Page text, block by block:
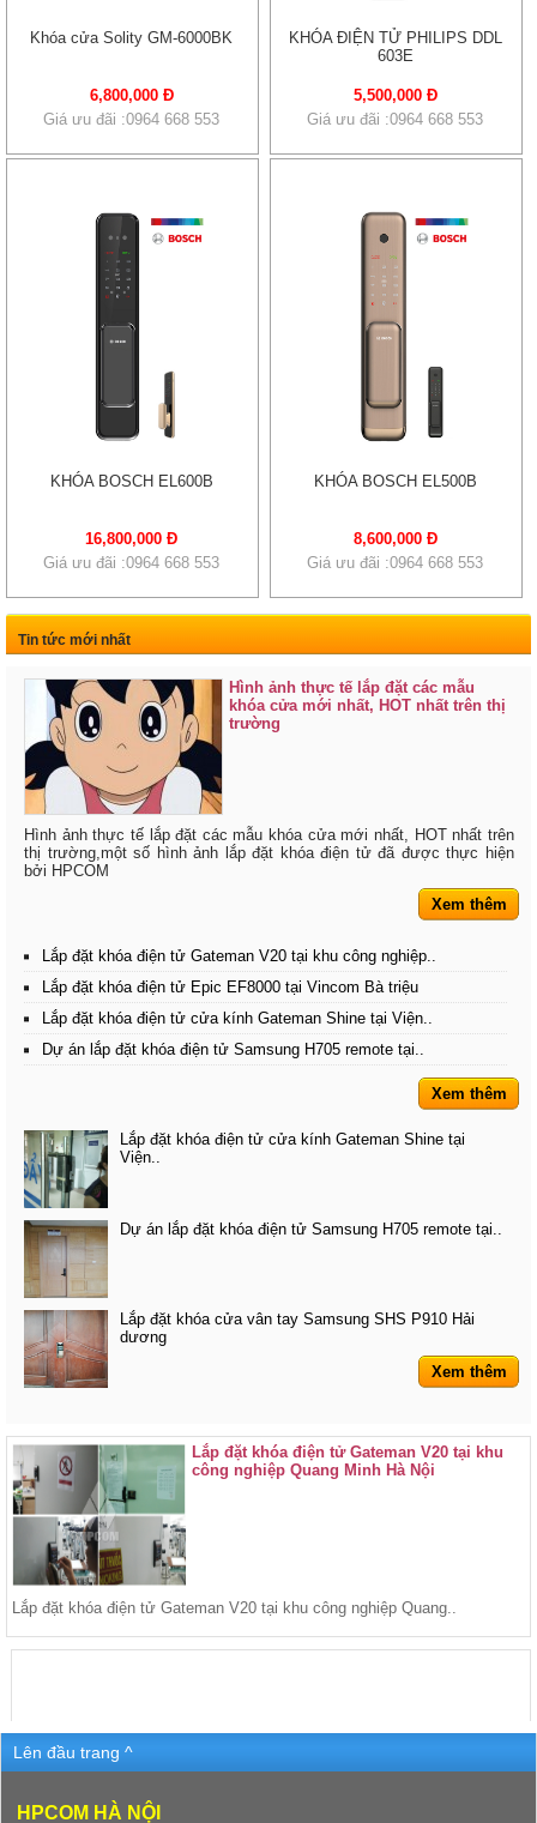
Khóa cửa Solity GM-6000BK
6,800,000 Đ
Giá ưu đãi :0964 668 553
KHÓA ĐIỆN TỬ PHILIPS DDL
603E
5,500,000 Đ
Giá ưu đãi :0964 668 553
KHÓA BOSCH EL600B
16,800,000 Đ
Giá ưu đãi :0964 668 553
KHÓA BOSCH EL500B
8,600,000 Đ
Giá ưu đãi :0964 668 553
Tin tức mới nhất
Hình ảnh thực tế lắp đặt các mẫu
khóa cửa mới nhất, HOT nhất trên thị
trường
Hình ảnh thực tế lắp đặt các mẫu khóa cửa mới nhất, HOT nhất trên
thị trường,một số hình ảnh lắp đặt khóa điện tử đã được thực hiện
bởi HPCOM
Xem thêm
Lắp đặt khóa điện tử Gateman V20 tại khu công nghiệp..
Lắp đặt khóa điện tử Epic EF8000 tại Vincom Bà triệu
Lắp đặt khóa điện tử cửa kính Gateman Shine tại Viện..
Dự án lắp đặt khóa điện tử Samsung H705 remote tại..
Xem thêm
Lắp đặt khóa điện tử cửa kính Gateman Shine tại
Viện..
Dự án lắp đặt khóa điện tử Samsung H705 remote tại..
Lắp đặt khóa cửa vân tay Samsung SHS P910 Hải
dương
Xem thêm
Lắp đặt khóa điện tử Gateman V20 tại khu
công nghiệp Quang Minh Hà Nội
Lắp đặt khóa điện tử Gateman V20 tại khu công nghiệp Quang..
Lên đầu trang ^
HPCOM HÀ NỘI